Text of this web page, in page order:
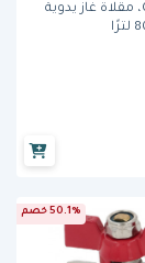
بيرتوس G7BR8، مقلاة غاز يدوية
50.1% خصم